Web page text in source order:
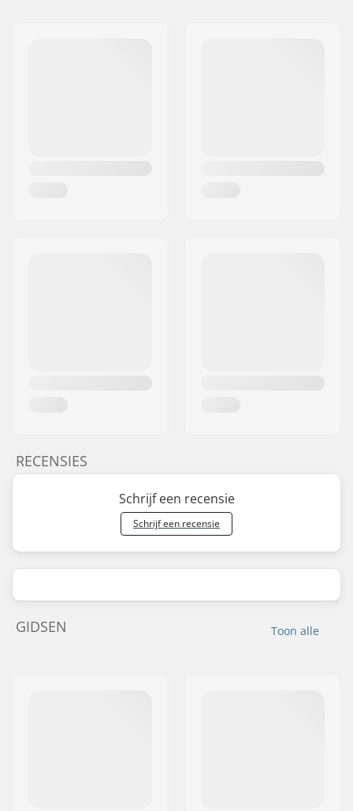
RECENSIES
Schrijf een recensie
Schrijf een recensie
Toon alle
GIDSEN